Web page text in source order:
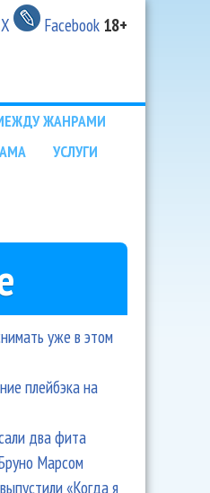
X Facebook 18+
ЖАНРАМИ
УСЛУГИ
уже в этом
плейбэка на
два фита
Марсом
«Когда я